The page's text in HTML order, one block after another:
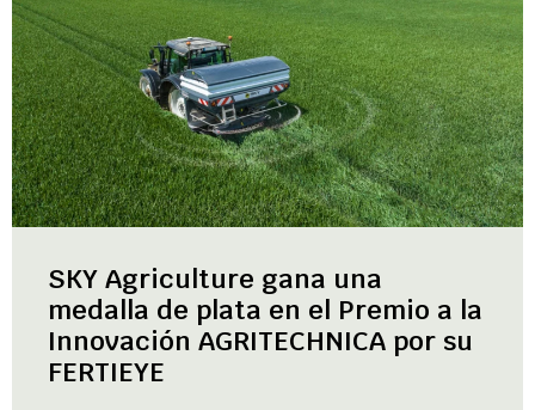
SKY Agriculture gana una
medalla de plata en el Premio a la
Innovación AGRITECHNICA por su
FERTIEYE